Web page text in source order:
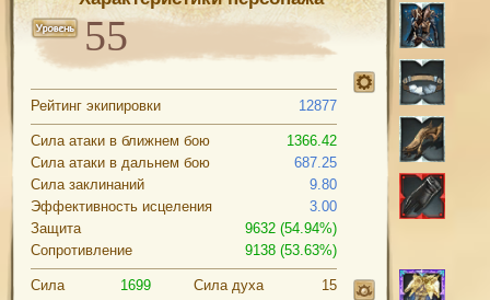
Рейтинг экипировки 12877
Сила атаки в ближнем бою
1366.42
Сила атаки в дальнем бою
687.25
Сила заклинаний
9.80
Эффективность исцеления
3.00
Защита
9632 (54.94%)
Сопротивление
9138 (53.63%)
Сила
1699
Cила духа
15